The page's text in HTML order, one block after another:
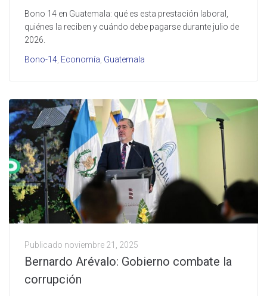
Bono 14 en Guatemala: qué es esta prestación laboral,
quiénes la reciben y cuándo debe pagarse durante julio de
2026.
Bono-14 Economía Guatemala
Publicado noviembre 21, 2025
Bernardo Arévalo: Gobierno combate la
corrupción